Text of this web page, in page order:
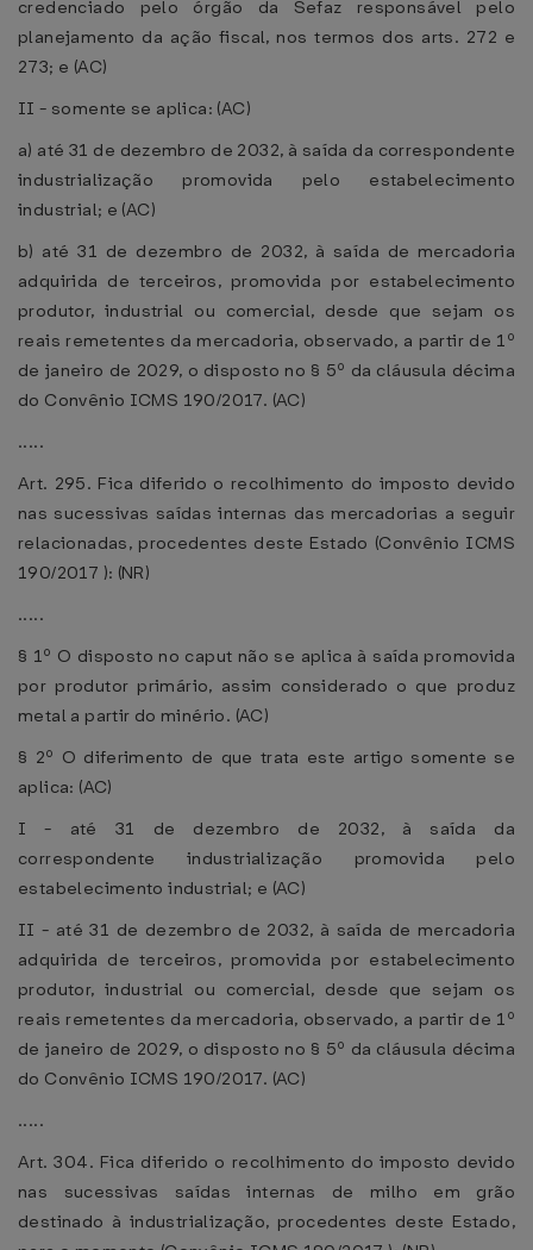
credenciado pelo órgão da Sefaz responsável pelo
planejamento da ação fiscal, nos termos dos arts. 272 e
273; e (AC)
II - somente se aplica: (AC)
a) até 31 de dezembro de 2032, à saída da correspondente
industrialização promovida pelo estabelecimento
industrial; e (AC)
b) até 31 de dezembro de 2032, à saída de mercadoria
adquirida de terceiros, promovida por estabelecimento
produtor, industrial ou comercial, desde que sejam os
reais remetentes da mercadoria, observado, a partir de 1º
de janeiro de 2029, o disposto no § 5º da cláusula décima
do Convênio ICMS 190/2017. (AC)
.....
Art. 295. Fica diferido o recolhimento do imposto devido
nas sucessivas saídas internas das mercadorias a seguir
relacionadas, procedentes deste Estado (Convênio ICMS
190/2017 ): (NR)
.....
§ 1º O disposto no caput não se aplica à saída promovida
por produtor primário, assim considerado o que produz
metal a partir do minério. (AC)
§ 2º O diferimento de que trata este artigo somente se
aplica: (AC)
I - até 31 de dezembro de 2032, à saída da
correspondente industrialização promovida pelo
estabelecimento industrial; e (AC)
II - até 31 de dezembro de 2032, à saída de mercadoria
adquirida de terceiros, promovida por estabelecimento
produtor, industrial ou comercial, desde que sejam os
reais remetentes da mercadoria, observado, a partir de 1º
de janeiro de 2029, o disposto no § 5º da cláusula décima
do Convênio ICMS 190/2017. (AC)
.....
Art. 304. Fica diferido o recolhimento do imposto devido
nas sucessivas saídas internas de milho em grão
destinado à industrialização, procedentes deste Estado,